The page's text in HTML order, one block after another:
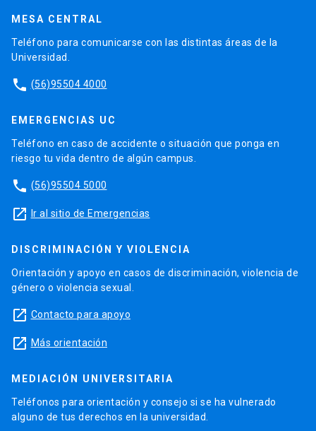
MESA CENTRAL
Teléfono para comunicarse con las distintas áreas de la
Universidad.
phone (56)95504 4000
EMERGENCIAS UC
Teléfono en caso de accidente o situación que ponga en
riesgo tu vida dentro de algún campus.
phone (56)95504 5000
launch Ir al sitio de Emergencias
DISCRIMINACIÓN Y VIOLENCIA
Orientación y apoyo en casos de discriminación, violencia de
género o violencia sexual.
launch Contacto para apoyo
launch Más orientación
MEDIACIÓN UNIVERSITARIA
Teléfonos para orientación y consejo si se ha vulnerado
alguno de tus derechos en la universidad.